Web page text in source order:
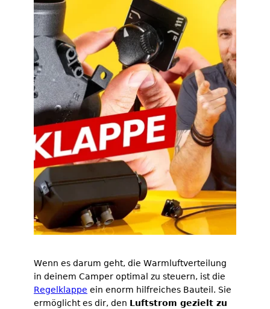
Wenn es darum geht, die Warmluftverteilung
in deinem Camper optimal zu steuern, ist die
Regelklappe ein enorm hilfreiches Bauteil. Sie
ermöglicht es dir, den Luftstrom gezielt zu